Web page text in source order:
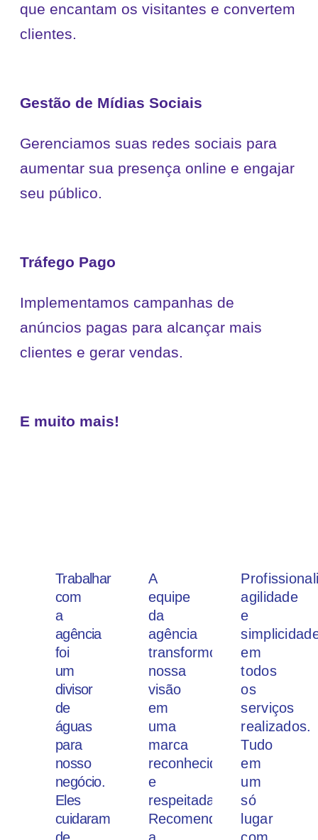
que encantam os visitantes e convertem
clientes.
Gestão de Mídias Sociais
Gerenciamos suas redes sociais para
aumentar sua presença online e engajar
seu público.
Tráfego Pago
Implementamos campanhas de
anúncios pagas para alcançar mais
clientes e gerar vendas.
E muito mais!
Trabalhar
com
a
agência
foi
um
divisor
de
águas
para
nosso
negócio.
Eles
cuidaram
A
equipe
da
agência
transformou
nossa
visão
em
uma
marca
reconhecida
e
respeitada.
Recomendo
agilidade
e
em
todos
os
serviços
realizados.
Tudo
em
um
só
lugar